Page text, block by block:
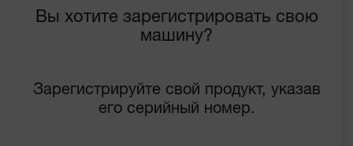
Вы хотите зарегистрировать свою
машину?
Зарегистрируйте свой продукт, указав
его серийный номер.